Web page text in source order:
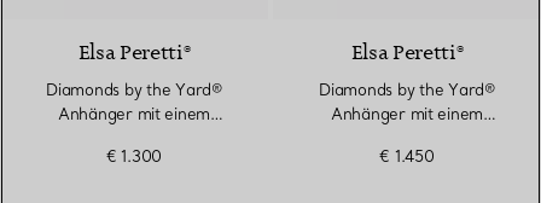
Elsa Peretti®
Diamonds by the Yard®
Anhänger mit einem
€ 1.300
Elsa Peretti®
Diamonds by the Yard®
Anhänger mit einem
€ 1.450